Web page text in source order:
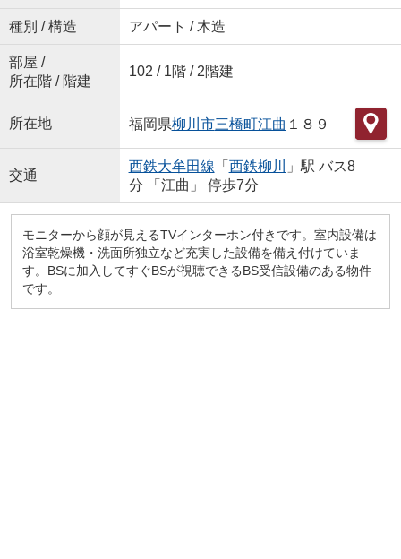
種別 / 構造 アパート / 木造
部屋 /
所在階 / 階建
102 / 1階 / 2階建
所在地 福岡県柳川市三橋町江曲 １８９
交通
西鉄大牟田線 「 西鉄柳川
」駅 バス8
分 「江曲」 停歩7分
モニターから顔が見えるTVインターホン付きです。室内設備は
浴室乾燥機・洗面所独立など充実した設備を備え付けていま
す。BSに加入してすぐBSが視聴できるBS受信設備のある物件
です。